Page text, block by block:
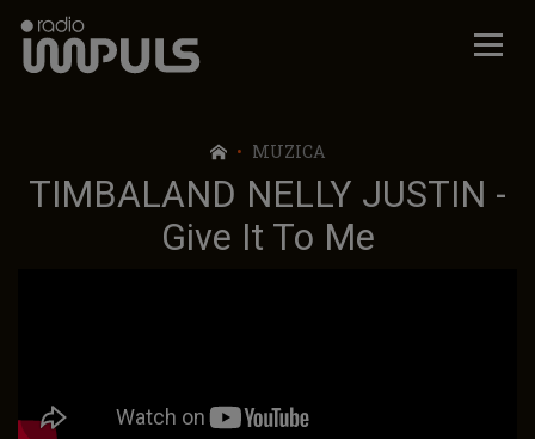
Radio Impuls
MUZICA
TIMBALAND NELLY JUSTIN -
Give It To Me